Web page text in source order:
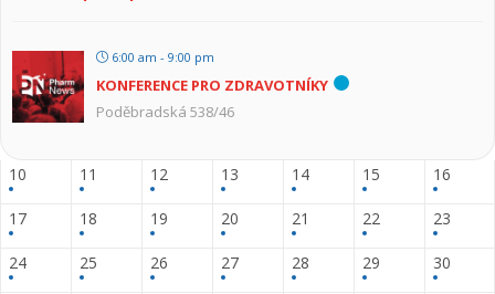
6:00 am - 9:00 pm
KONFERENCE PRO ZDRAVOTNÍKY
Poděbradská 538/46
10 11 12 13 14 15 16
17 18 19 20 21 22 23
24 25 26 27 28 29 30